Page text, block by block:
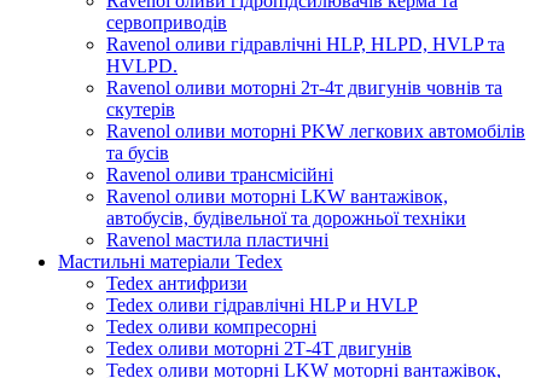
сервоприводів
Ravenol оливи гідравлічні HLP, HLPD, HVLP та
HVLPD.
Ravenol оливи моторні 2т-4т двигунів човнів та
скутерів
Ravenol оливи моторні PKW легкових автомобілів
та бусів
Ravenol оливи трансмісійні
Ravenol оливи моторні LKW вантажівок,
автобусів, будівельної та дорожньої техніки
Ravenol мастила пластичні
Мастильні матеріали Tedex
Tedex антифризи
Tedex оливи гідравлічні HLP и HVLP
Tedex оливи компресорні
Tedex оливи моторні 2Т-4Т двигунів
Tedex оливи моторні LKW моторні вантажівок,